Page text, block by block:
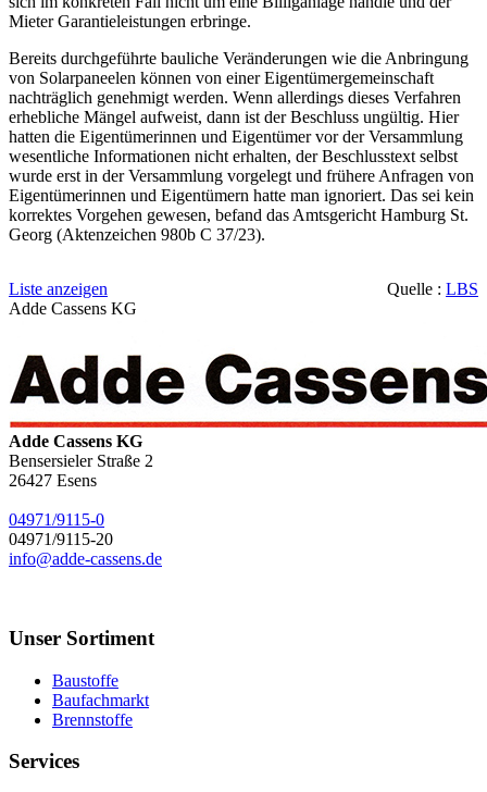
Mieter Garantieleistungen erbringe.
Bereits durchgeführte bauliche Veränderungen wie die Anbringung
von Solarpaneelen können von einer Eigentümergemeinschaft
nachträglich genehmigt werden. Wenn allerdings dieses Verfahren
erhebliche Mängel aufweist, dann ist der Beschluss ungültig. Hier
hatten die Eigentümerinnen und Eigentümer vor der Versammlung
wesentliche Informationen nicht erhalten, der Beschlusstext selbst
wurde erst in der Versammlung vorgelegt und frühere Anfragen von
Eigentümerinnen und Eigentümern hatte man ignoriert. Das sei kein
korrektes Vorgehen gewesen, befand das Amtsgericht Hamburg St.
Georg (Aktenzeichen 980b C 37/23).
Quelle : LBS
Liste anzeigen
Adde Cassens KG
Adde Cassens KG
Bensersieler Straße 2
26427 Esens
04971/9115-0
04971/9115-20
info@adde-cassens.de
Unser Sortiment
Baustoffe
Baufachmarkt
Brennstoffe
Services